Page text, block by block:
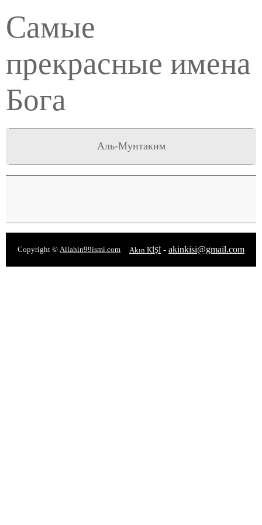
Самые
прекрасные имена
Бога
Аль-Мунтаким
Copyright © Allahin99ismi.com Akın KİŞİ - akinkisi@gmail.com